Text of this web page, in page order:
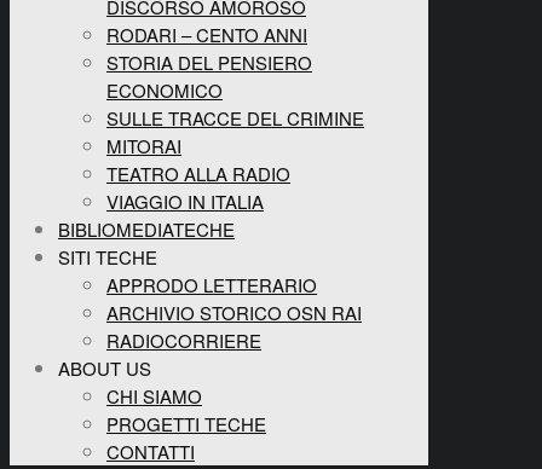
DISCORSO AMOROSO
RODARI – CENTO ANNI
STORIA DEL PENSIERO
ECONOMICO
SULLE TRACCE DEL CRIMINE
MITORAI
TEATRO ALLA RADIO
VIAGGIO IN ITALIA
BIBLIOMEDIATECHE
SITI TECHE
APPRODO LETTERARIO
ARCHIVIO STORICO OSN RAI
RADIOCORRIERE
ABOUT US
CHI SIAMO
PROGETTI TECHE
CONTATTI